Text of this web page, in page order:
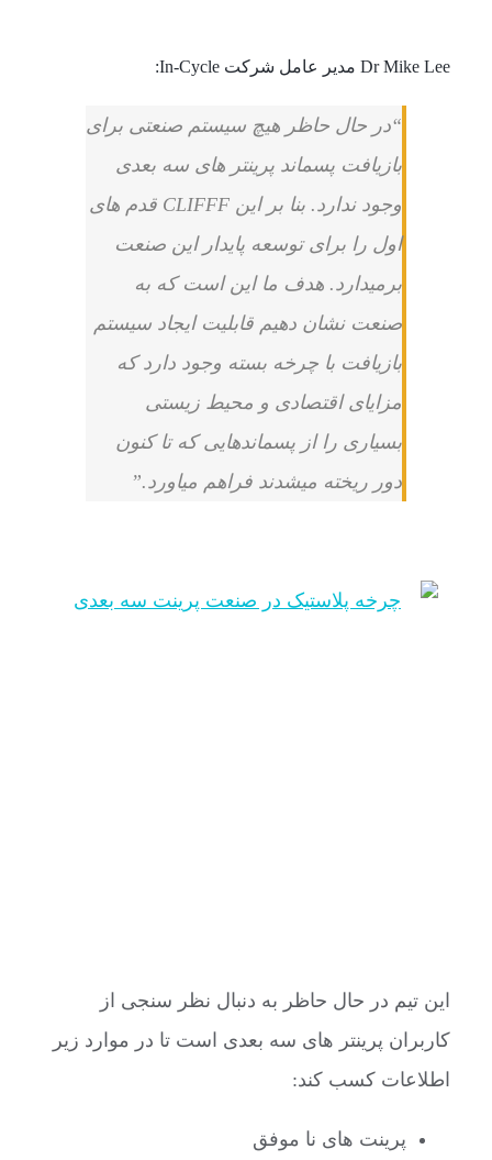
Dr Mike Lee مدیر عامل شرکت In-Cycle:
“در حال حاظر هیچ سیستم صنعتی برای
بازیافت پسماند پرینتر های سه بعدی
وجود ندارد. بنا بر این CLIFFF قدم های
اول را برای توسعه پایدار این صنعت
برمیدارد. هدف ما این است که به
صنعت نشان دهیم قابلیت ایجاد سیستم
بازیافت با چرخه بسته وجود دارد که
مزایای اقتصادی و محیط زیستی
بسیاری را از پسماندهایی که تا کنون
دور ریخته میشدند فراهم میاورد.”
این تیم در حال حاظر به دنبال نظر سنجی از
کاربران پرینتر های سه بعدی است تا در موارد زیر
اطلاعات کسب کند:
پرینت های نا موفق